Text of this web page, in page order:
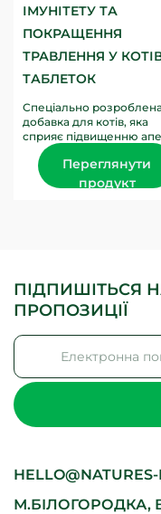
ІМУНІТЕТУ ТА
ПОКРАЩЕННЯ
ТРАВЛЕННЯ У
ТАБЛЕТОК
Спеціально розроблена
добавка для котів, яка
сприяє підвищенню
покращенню травлення
догляду за шерстю.
А, що...
Переглянути
продукт
М.БІЛОГОРОДКА,
ПІДПИШІТЬСЯ
ПРОПОЗИЦІЇ